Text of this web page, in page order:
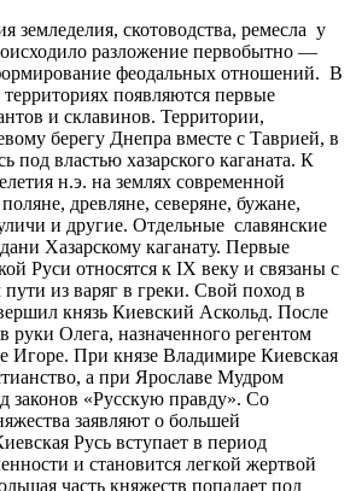
земледелия, скотоводства, ремесла у
разложение первобытно —
феодальных отношений. В
появляются первые
и склавинов. Территории,
берегу Днепра вместе с Таврией, в
под властью хазарского каганата. К
н.э. на землях современной
древляне, северяне, бужане,
и другие. Отдельные славянские
Хазарскому каганату. Первые
Руси относятся к IX веку и связаны с
из варяг в греки. Свой поход в
князь Киевский Аскольд. После
руки Олега, назначенного регентом
Игоре. При князе Владимире Киевская
а при Ярославе Мудром
законов «Русскую правду». Со
заявляют о большей
Русь вступает в период
и становится легкой жертвой
часть княжеств попадает под